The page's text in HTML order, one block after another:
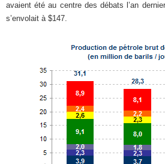
avaient été au centre des débats l’an
s’envolait à $147.